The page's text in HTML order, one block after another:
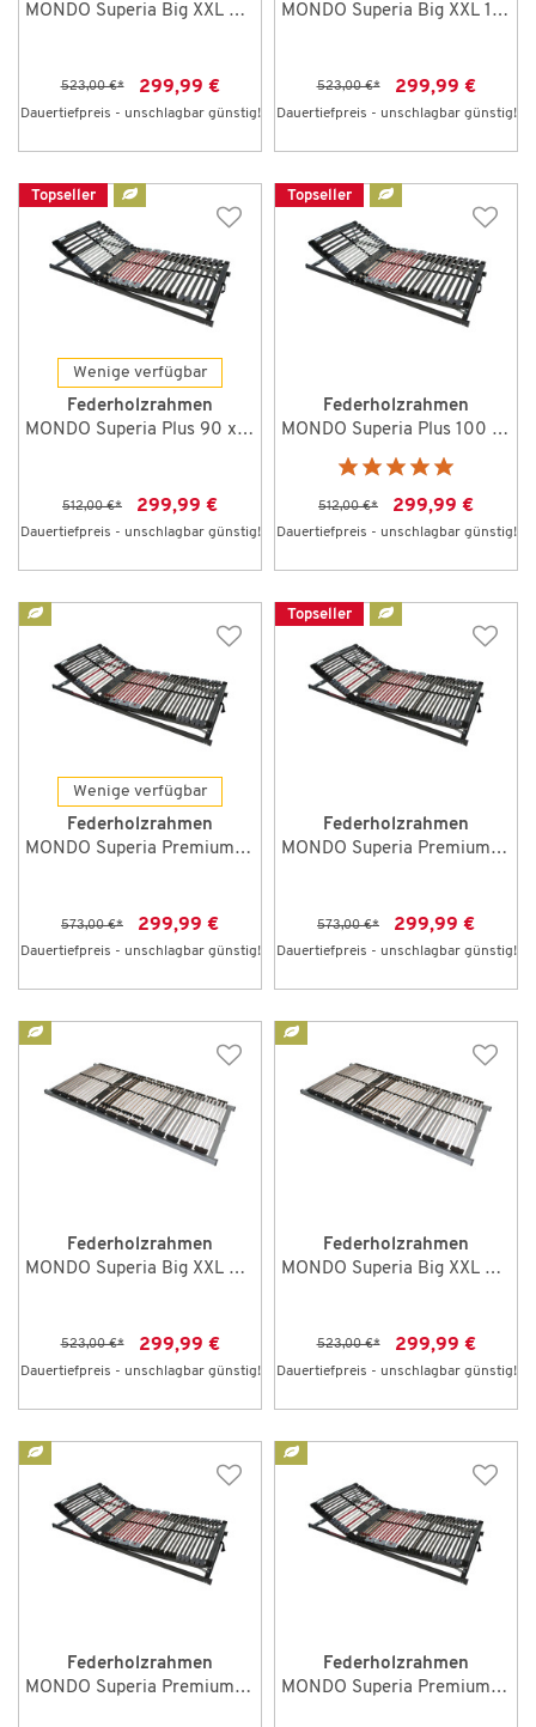
MONDO Superia Big XXL 90 x 200 cm NV
523,00 €* 299,99 €
Dauertiefpreis - unschlagbar günstig!
MONDO Superia Big XXL 100 x 200 cm NV
523,00 €* 299,99 €
Dauertiefpreis - unschlagbar günstig!
Topseller
Wenige verfügbar
Federholzrahmen
MONDO Superia Plus 90 x 200 cm KF
512,00 €* 299,99 €
Dauertiefpreis - unschlagbar günstig!
Topseller
Federholzrahmen
MONDO Superia Plus 100 x 200 cm KF
512,00 €* 299,99 €
Dauertiefpreis - unschlagbar günstig!
Wenige verfügbar
Federholzrahmen
MONDO Superia Premium 90 x 200 cm KF
573,00 €* 299,99 €
Dauertiefpreis - unschlagbar günstig!
Topseller
Federholzrahmen
MONDO Superia Premium 100 x 200 cm KF
573,00 €* 299,99 €
Dauertiefpreis - unschlagbar günstig!
Federholzrahmen
MONDO Superia Big XXL 80 x 200 cm NV
523,00 €* 299,99 €
Dauertiefpreis - unschlagbar günstig!
Federholzrahmen
MONDO Superia Big XXL 90 x 190 cm NV
523,00 €* 299,99 €
Dauertiefpreis - unschlagbar günstig!
Federholzrahmen
MONDO Superia Premium 80 x 200 cm KF
Federholzrahmen
MONDO Superia Premium 90 x 190 cm KF